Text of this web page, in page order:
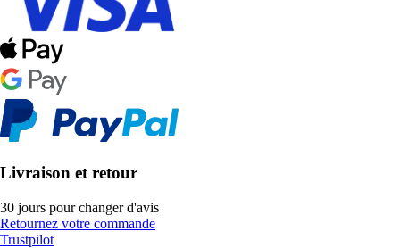
Livraison et retour
30 jours pour changer d'avis
Retournez votre commande
Trustpilot